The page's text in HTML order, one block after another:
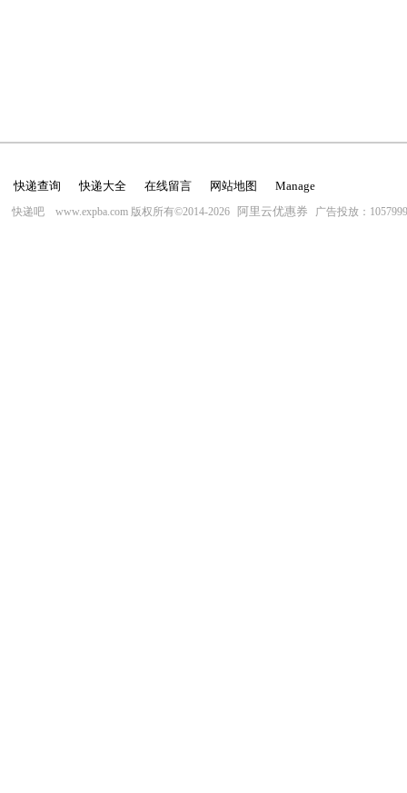
快递查询 快递大全 在线留言 网站地图 Manage
快递吧 www.expba.com 版权所有©2014-2026 阿里云优惠券 广告投放：